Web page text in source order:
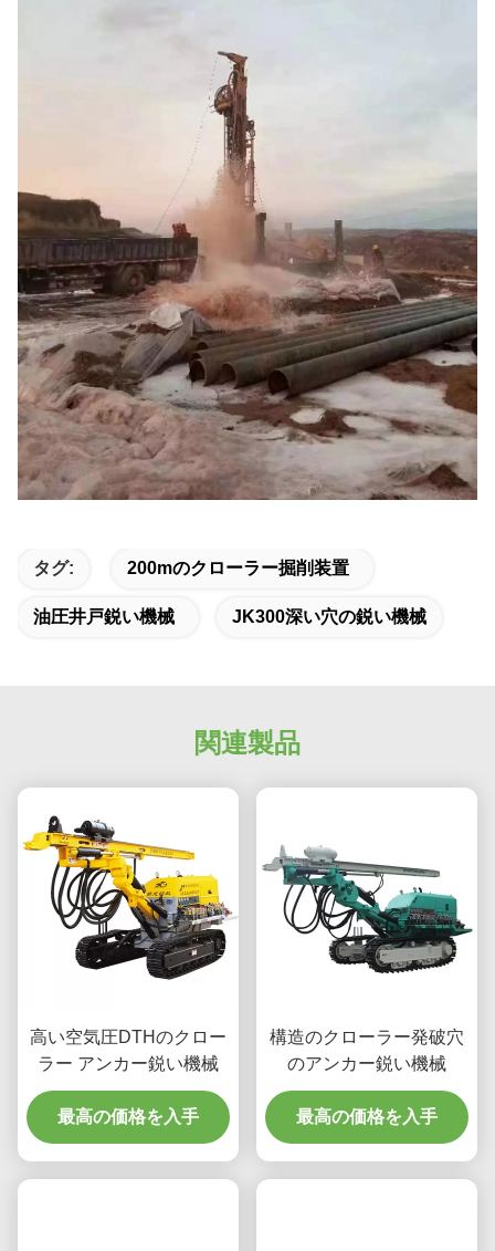
タグ: 200mのクローラー掘削装置
油圧井戸鋭い機械 JK300深い穴の鋭い機械
関連製品
高い空気圧DTHのクロー
ラー アンカー鋭い機械
最高の価格を入手
構造のクローラー発破穴
のアンカー鋭い機械
最高の価格を入手